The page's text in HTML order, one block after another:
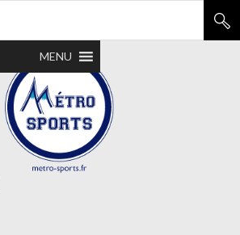
MENU